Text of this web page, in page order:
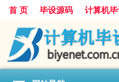
首 页 毕设源码 计算机